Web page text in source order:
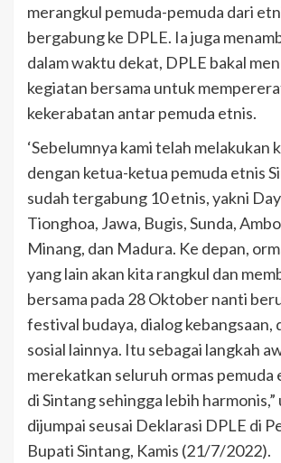
merangkul pemuda-pemuda dari
bergabung ke DPLE. Ia juga
dalam waktu dekat, DPLE bakal
kegiatan bersama untuk
kekerabatan antar pemuda etnis.
‘Sebelumnya kami telah melakukan
dengan ketua-ketua pemuda etnis
sudah tergabung 10 etnis, yakni
Tionghoa, Jawa, Bugis, Sunda,
Minang, dan Madura. Ke depan,
yang lain akan kita rangkul dan
bersama pada 28 Oktober nanti
festival budaya, dialog kebangsaan,
sosial lainnya. Itu sebagai langkah
merekatkan seluruh ormas pemuda
di Sintang sehingga lebih
dijumpai seusai Deklarasi DPLE di
Bupati Sintang, Kamis (21/7/2022).